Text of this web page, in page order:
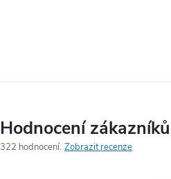
Hodnocení zákazníků
322 hodnocení Zobrazit recenze